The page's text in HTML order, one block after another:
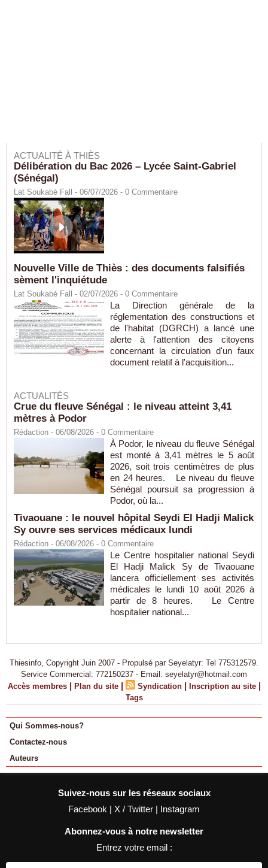
ACTUALITÉ À THIÈS
Délibération du Bac 2026 – Lycée Saint-Gabriel
(Sénégal)
Lat Soukabé Fall - 06/07/2026 - 0 Commentaire
Nouvelle Ville de Thiès : des documents falsifiés
sèment l'inquiétude
Lat Soukabé Fall - 02/07/2026 - 0 Commentaire
La Direction générale de la
réglementation des constructions et
de l'habitat (DGRCH) a lancé une
alerte à l'attention des citoyens
concernant la circulation d'un faux
document relatif à l'acquisition...
ACTUALITÉS
Crue du fleuve Sénégal : le niveau atteint 3,41
mètres à Podor
Rédaction - 06/08/2026 - 0 Commentaire
À Podor, le niveau du fleuve Sénégal
est monté à 3,41 mètres le 5 août
2026, soit trois centimètres de plus
en 24 heures. Le niveau du fleuve
Sénégal poursuit sa progression à
Podor, où la...
Tivaouane : le nouvel hôpital Seydi El Hadji Malick
Sy ouvre ses services médicaux lundi
Rédaction - 06/08/2026 - 0 Commentaire
Le Centre hospitalier national Seydi
El Hadji Malick Sy de Tivaouane
lancera officiellement ses activités
médicales le lundi 10 août 2026 à
partir de 8 heures. Le Centre
hospitalier national...
Thiesinfo, Copyright Juin 2007 - Propulsé par Seyelatyr: Tel 775312579.
Service Commercial: 772150237 - Email: seyelatyr@hotmail.com
Accès membres | Plan du site | Syndication | Inscription au site |
Tags
Qui Sommes-nous?
Contactez-nous
Auteurs
Suivez-nous sur les réseaux sociaux
Facebook | X / Twitter | Instagram
Abonnez-vous à notre newsletter
Entrez votre email :